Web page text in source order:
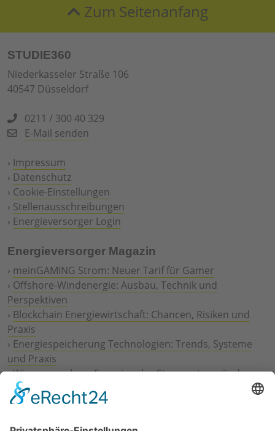
Zum Seitenanfang
STUDIE360
Niederkasseler Straße 106
40547 Düsseldorf
0211 / 300 40 329
E-Mail senden
› Impressum
› Datenschutz
› Cookie-Einstellungen
› Stellenausschreibungen
› Energieversorger Login
Energieversorger Magazin
› meinGAMING Strom: Neuer Tarif für Gamer
› Offshore-Windenergie: Ausbau, Technik und
Perspektiven
› Blockchain Energiewirtschaft: Chancen, Risiken und
Praxis
› Energiespeicherung Technologien: Trends, Systeme
und Praxis
›Wie erneuerbare Energien das Stromnetz verändern
Digitalisierung Energiewirtschaft: Effizienz, Netze und
Prozesse